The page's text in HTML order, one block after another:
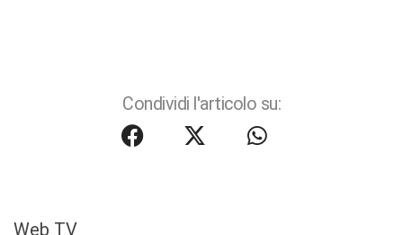
Condividi l'articolo su:
Web TV